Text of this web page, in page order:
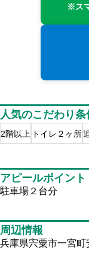
※ス
人気のこだわり条
2階以上 トイレ２ヶ所
アピールポイント
駐車場２台分
周辺情報
兵庫県宍粟市一宮町